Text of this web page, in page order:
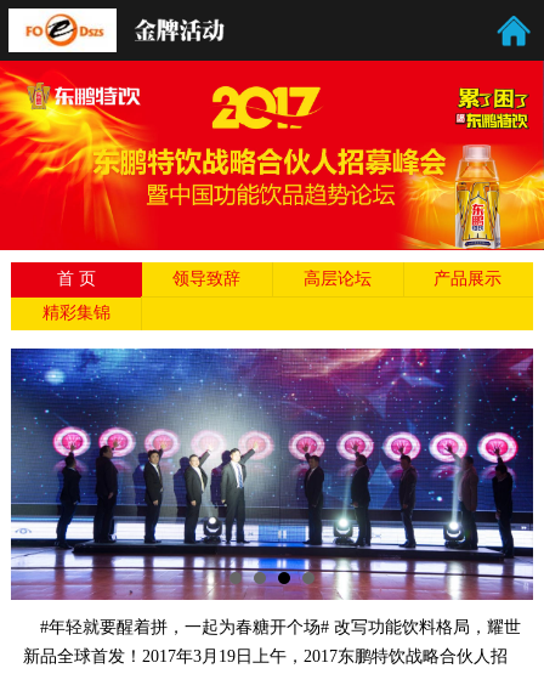
首 页 领导致辞 高层论坛
产品展示
精彩集锦
#年轻就要醒着拼，一起为春糖开个场# 改写功能饮料格局，耀世
新品全球首发！2017年3月19日上午，2017东鹏特饮战略合伙人招